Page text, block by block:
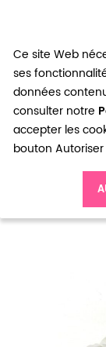
Ce site Web
ses
données
consulter notre
accepter les
bouton